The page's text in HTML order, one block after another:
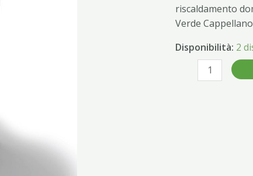
riscaldamento
Verde
Disponibilità: 2
quantità